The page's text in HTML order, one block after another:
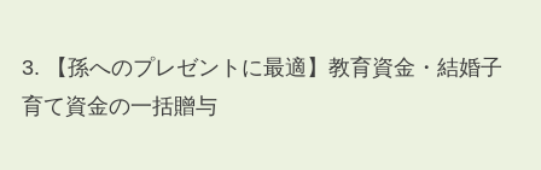
3. 【孫へのプレゼントに最適】教育資金・結婚子
育て資金の一括贈与